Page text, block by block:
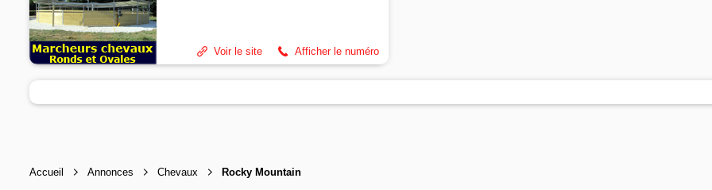
Afficher le numéro
Voir le site
Accueil Annonces Chevaux Rocky Mountain